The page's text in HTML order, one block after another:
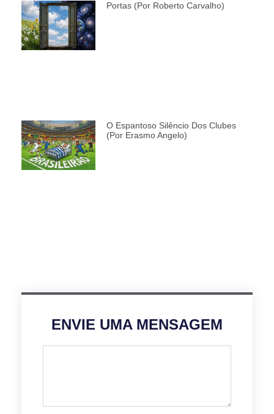
Portas (por Roberto Carvalho)
O Espantoso Silêncio Dos Clubes
(por Erasmo Angelo)
ENVIE UMA MENSAGEM